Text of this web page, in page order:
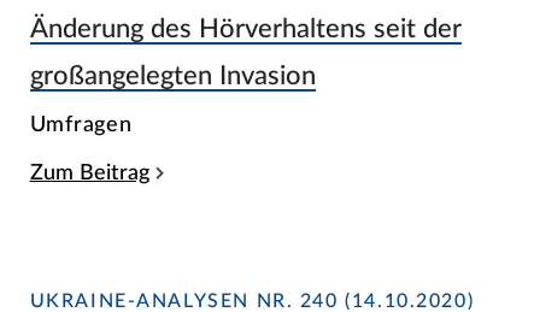
Änderung des Hörverhaltens seit der
großangelegten Invasion
Umfragen
Zum Beitrag
UKRAINE-ANALYSEN NR. 240 (14.10.2020)